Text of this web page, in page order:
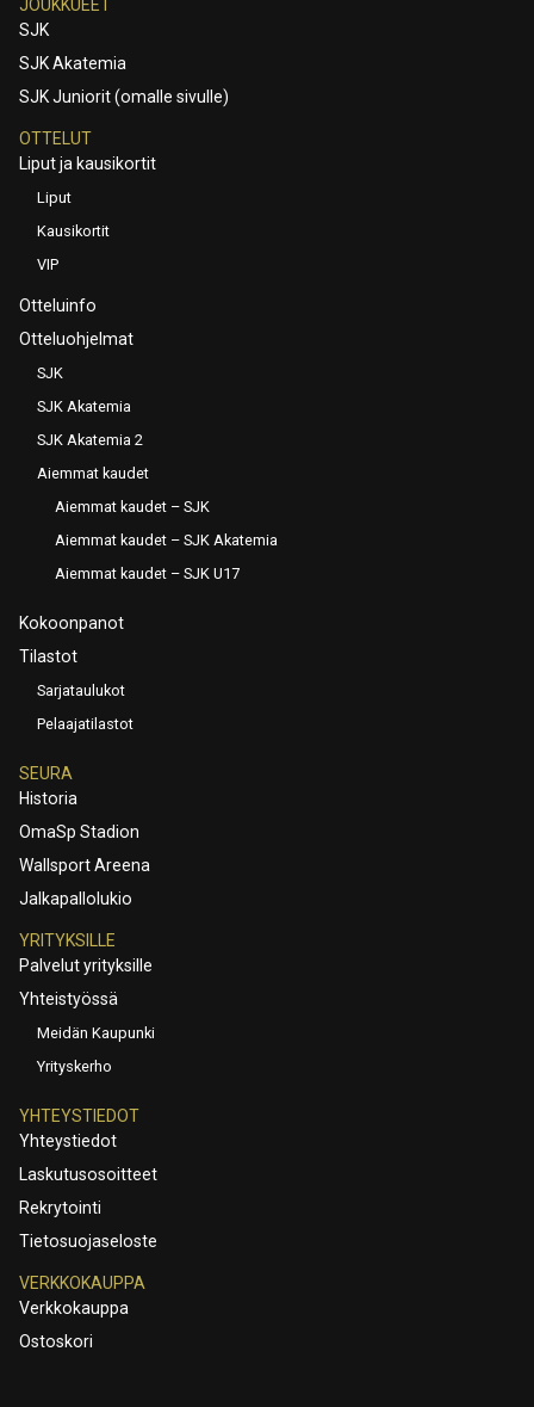
JOUKKUEET
SJK
SJK Akatemia
SJK Juniorit (omalle sivulle)
OTTELUT
Liput ja kausikortit
Liput
Kausikortit
VIP
Otteluinfo
Otteluohjelmat
SJK
SJK Akatemia
SJK Akatemia 2
Aiemmat kaudet
Aiemmat kaudet – SJK
Aiemmat kaudet – SJK Akatemia
Aiemmat kaudet – SJK U17
Kokoonpanot
Tilastot
Sarjataulukot
Pelaajatilastot
SEURA
Historia
OmaSp Stadion
Wallsport Areena
Jalkapallolukio
YRITYKSILLE
Palvelut yrityksille
Yhteistyössä
Meidän Kaupunki
Yrityskerho
YHTEYSTIEDOT
Yhteystiedot
Laskutusosoitteet
Rekrytointi
Tietosuojaseloste
VERKKOKAUPPA
Verkkokauppa
Ostoskori